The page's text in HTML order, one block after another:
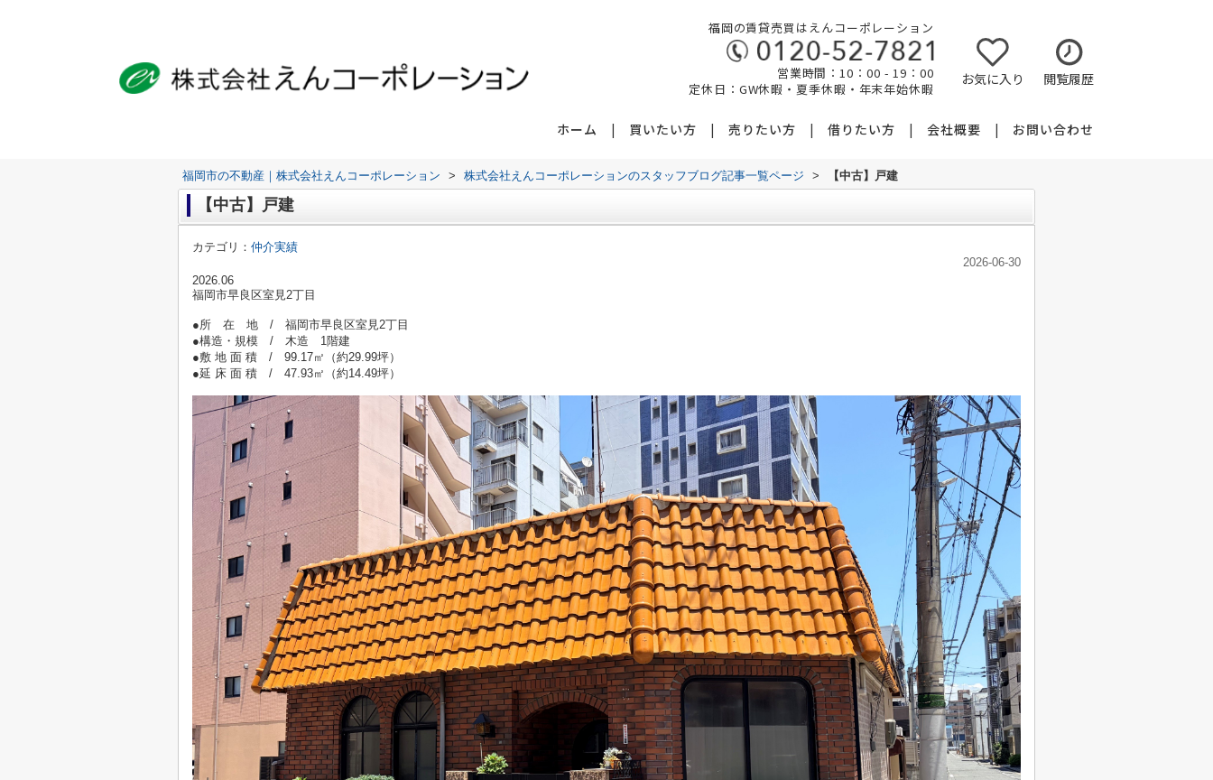
福岡の賃貸売買はえんコーポレーション
営業時間：10：00 - 19：00
定休日：GW休暇・夏季休暇・年末年始休暇
お気に入り 閲覧履歴
ホーム 買いたい方 売りたい方 借りたい方 会社概要 お問い合わせ
福岡市の不動産｜株式会社えんコーポレーション > 株式会社えんコーポレーションのスタッフブログ記事一覧ページ > 【中古】戸建
【中古】戸建
カテゴリ： 仲介実績
2026-06-30
2026.06
福岡市早良区室見2丁目
●所 在 地 / 福岡市早良区室見2丁目
●構造・規模 / 木造 1階建
●敷 地 面 積 / 99.17㎡（約29.99坪）
●延 床 面 積 / 47.93㎡（約14.49坪）